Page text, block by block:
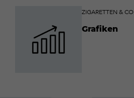
ZIGARETTEN & CO
Grafiken